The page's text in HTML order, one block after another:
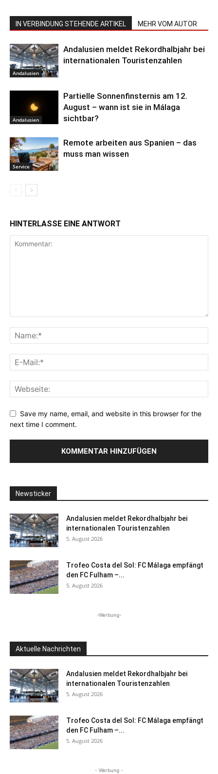
IN VERBINDUNG STEHENDE ARTIKEL MEHR VOM AUTOR
Andalusien
Andalusien meldet Rekordhalbjahr bei
internationalen Touristenzahlen
Andalusien
Partielle Sonnenfinsternis am 12.
August – wann ist sie in Málaga
sichtbar?
Service
Remote arbeiten aus Spanien – das
muss man wissen
HINTERLASSE EINE ANTWORT
Save my name, email, and website in this browser for the
next time I comment.
Newsticker
Andalusien meldet Rekordhalbjahr bei
internationalen Touristenzahlen
5. August 2026
Trofeo Costa del Sol: FC Málaga empfängt
den FC Fulham –...
5. August 2026
-Werbung-
Aktuelle Nachrichten
Andalusien meldet Rekordhalbjahr bei
internationalen Touristenzahlen
5. August 2026
Trofeo Costa del Sol: FC Málaga empfängt
den FC Fulham –...
5. August 2026
- Werbung -